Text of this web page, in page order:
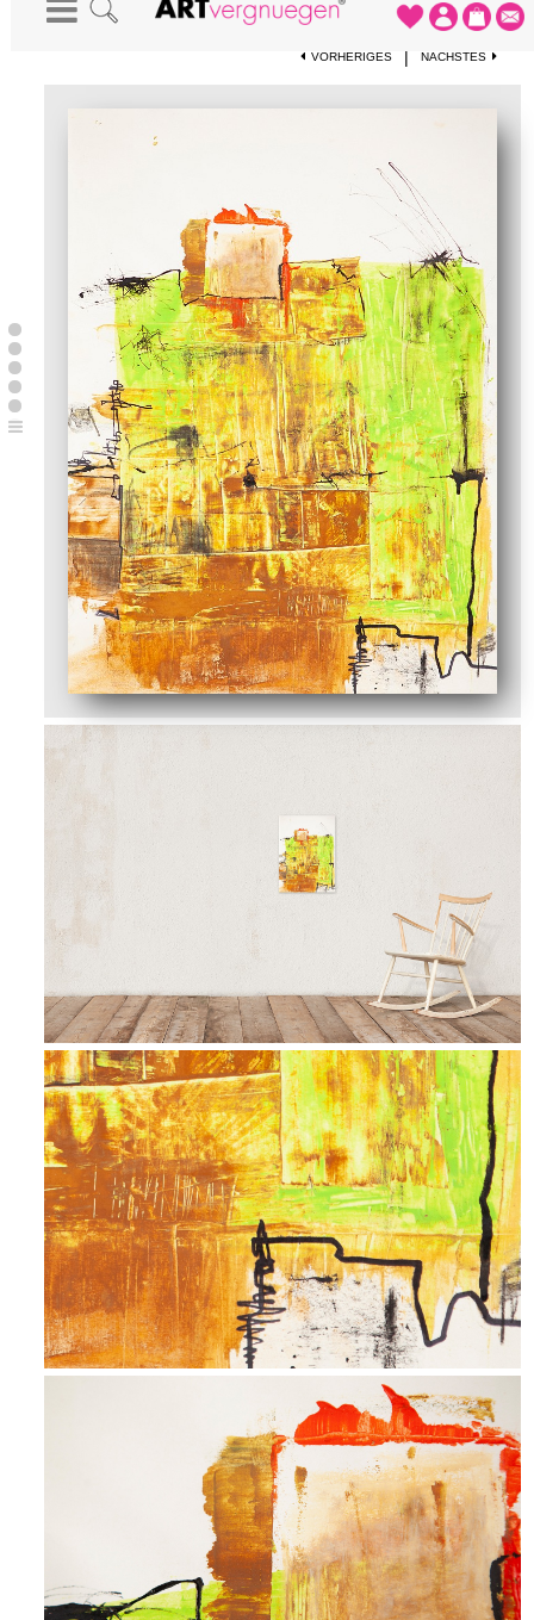
NÄCHSTES
|
VORHERIGES